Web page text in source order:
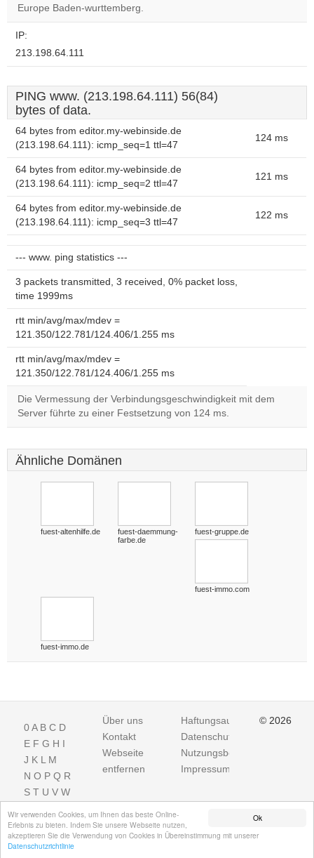
Ok
Wir verwenden Cookies, um Ihnen das beste Online-
Erlebnis zu bieten. Indem Sie unsere Webseite nutzen,
akzeptieren Sie die Verwendung von Cookies in Übereinstimmung mit unserer
Datenschutzrichtlinie
Europe Baden-wurttemberg.
IP:
213.198.64.111
PING www. (213.198.64.111) 56(84)
bytes of data.
64 bytes from editor.my-webinside.de
(213.198.64.111): icmp_seq=1 ttl=47
124 ms
64 bytes from editor.my-webinside.de
(213.198.64.111): icmp_seq=2 ttl=47
121 ms
64 bytes from editor.my-webinside.de
(213.198.64.111): icmp_seq=3 ttl=47
122 ms
--- www. ping statistics ---
3 packets transmitted, 3 received, 0% packet loss,
time 1999ms
rtt min/avg/max/mdev =
121.350/122.781/124.406/1.255 ms
rtt min/avg/max/mdev =
121.350/122.781/124.406/1.255 ms
Die Vermessung der Verbindungsgeschwindigkeit mit dem
Server führte zu einer Festsetzung von 124 ms.
Ähnliche Domänen
fuest-altenhilfe.de
fuest-daemmung-
farbe.de
fuest-gruppe.de
fuest-immo.com
fuest-immo.de
0A B C D
E F G H I
J K L M
N O P Q R
S T U V W
Über uns
Kontakt
Webseite
entfernen
Haftungsausschluss
Datenschutz
Nutzungsbedingungen
Impressum
© 2026